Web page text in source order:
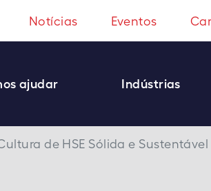
Notícias Eventos
ajudar Indústrias
de HSE Sólida e Sustentável